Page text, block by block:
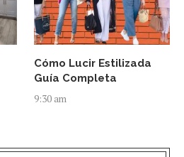
Cómo Lucir Estilizada
Guía Completa
9:30 am